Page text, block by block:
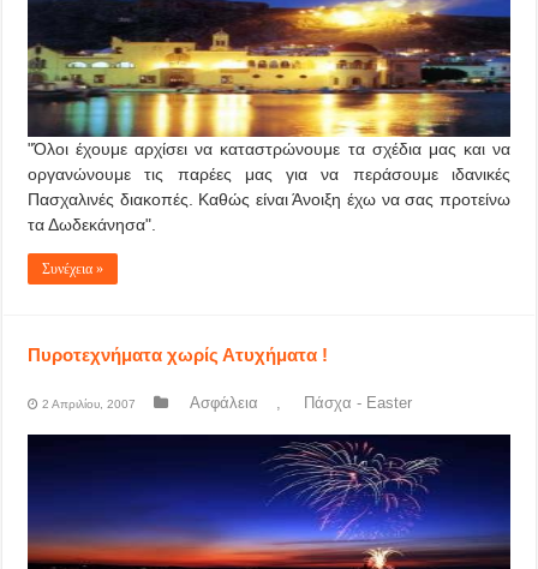
"Όλοι έχουμε αρχίσει να καταστρώνουμε τα σχέδια μας και να
οργανώνουμε τις παρέες μας για να περάσουμε ιδανικές
Πασχαλινές διακοπές. Καθώς είναι Άνοιξη έχω να σας προτείνω
τα Δωδεκάνησα".
Συνέχεια »
Πυροτεχνήματα χωρίς Ατυχήματα !
2 Απριλίου, 2007 Ασφάλεια , Πάσχα - Easter